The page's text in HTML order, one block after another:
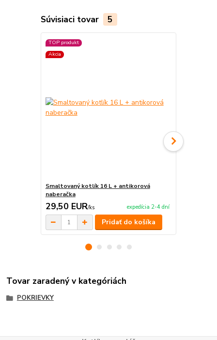
Súvisiaci tovar 5
TOP produkt
Akcia
Smaltovaný kotlík 16 L + antikorová
naberačka
29,50 EUR/ks expedícia 2-4 dní
Pridať do košíka
Tovar zaradený v kategóriách
POKRIEVKY